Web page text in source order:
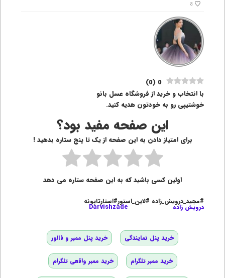
8
0
(
0
)
با انتخاب و خرید از فروشگاه عسل بانو
خوشتیپی رو به خودتون هدیه کنید.
این صفحه مفید بود؟
برای امتیاز دادن به این صفحه از یک تا پنج ستاره بدهید !
اولین کسی باشید که به این صفحه ستاره می دهد
#مجید_درویش_زاده #لاین_استور#استارتاپونه
درویش زاده Darvishzade
خرید پنل نمایندگی خرید پنل ممبر و فالور
خرید ممبر تلگرام خرید ممبر واقعی تلگرام